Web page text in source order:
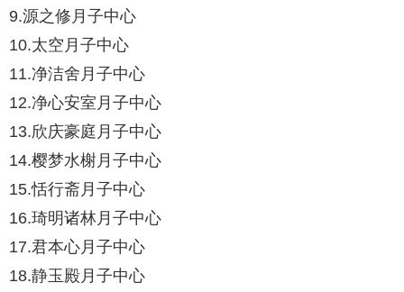
9.源之修月子中心
10.太空月子中心
11.净洁舍月子中心
12.净心安室月子中心
13.欣庆豪庭月子中心
14.樱梦水榭月子中心
15.恬行斋月子中心
16.琦明诸林月子中心
17.君本心月子中心
18.静玉殿月子中心